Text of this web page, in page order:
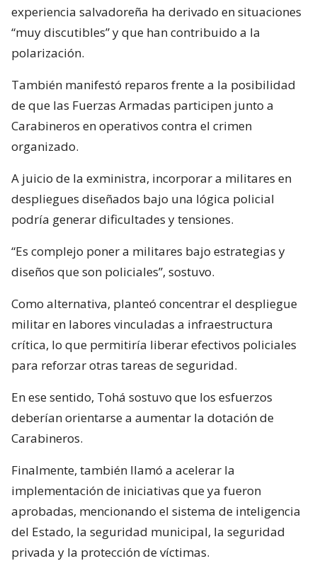
experiencia salvadoreña ha derivado en situaciones
“muy discutibles” y que han contribuido a la
polarización.
También manifestó reparos frente a la posibilidad
de que las Fuerzas Armadas participen junto a
Carabineros en operativos contra el crimen
organizado.
A juicio de la exministra, incorporar a militares en
despliegues diseñados bajo una lógica policial
podría generar dificultades y tensiones.
“Es complejo poner a militares bajo estrategias y
diseños que son policiales”, sostuvo.
Como alternativa, planteó concentrar el despliegue
militar en labores vinculadas a infraestructura
crítica, lo que permitiría liberar efectivos policiales
para reforzar otras tareas de seguridad.
En ese sentido, Tohá sostuvo que los esfuerzos
deberían orientarse a aumentar la dotación de
Carabineros.
Finalmente, también llamó a acelerar la
implementación de iniciativas que ya fueron
aprobadas, mencionando el sistema de inteligencia
del Estado, la seguridad municipal, la seguridad
privada y la protección de víctimas.